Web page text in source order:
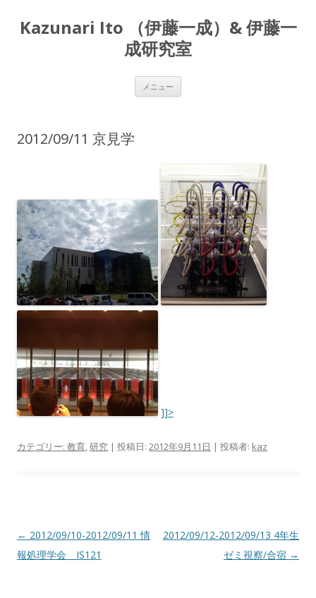
Kazunari Ito （伊藤一成）& 伊藤一
成研究室
メニュー
2012/09/11 京見学
]]>
カテゴリー: 教育,研究 | 投稿日: 2012年9月11日 | 投稿者: kaz
投
稿
← 2012/09/10-2012/09/11 情
報処理学会 IS121
2012/09/12-2012/09/13 4年生
ゼミ視察/合宿 →